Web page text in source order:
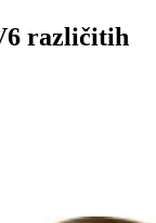
različitih